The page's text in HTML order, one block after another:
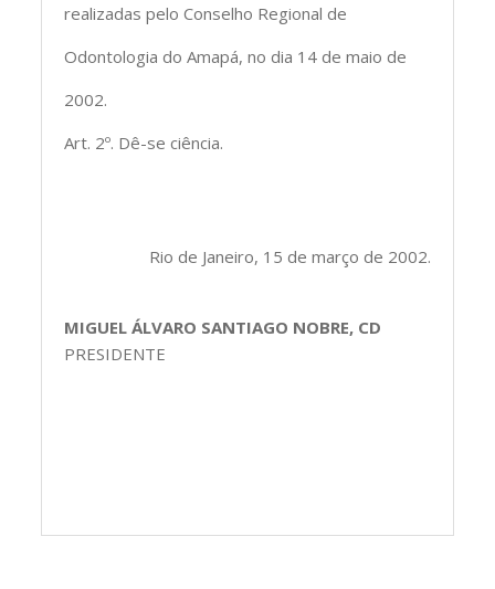
realizadas pelo Conselho Regional de
Odontologia do Amapá, no dia 14 de maio de
2002.
Art. 2º. Dê-se ciência.
Rio de Janeiro, 15 de março de 2002.
MIGUEL ÁLVARO SANTIAGO NOBRE, CD
PRESIDENTE